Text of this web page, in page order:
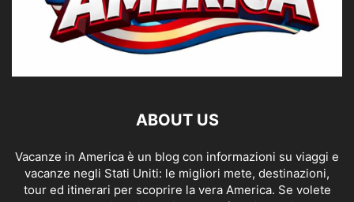
ABOUT US
Vacanze in America è un blog con informazioni su viaggi e
vacanze negli Stati Uniti: le migliori mete, destinazioni,
tour ed itinerari per scoprire la vera America. Se volete